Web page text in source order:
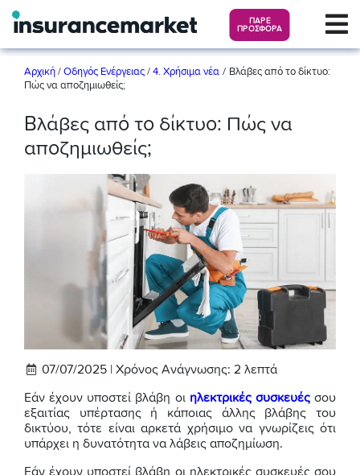
ΠΑΡΕ
ΠΡΟΣΦΟΡΑ
Αρχική / Οδηγός Ενέργειας / 4. Χρήσιμα νέα / Βλάβες από το δίκτυο:
Πώς να αποζημιωθείς;
Βλάβες από το δίκτυο: Πώς να
αποζημιωθείς;
07/07/2025 | Χρόνος Ανάγνωσης: 2 λεπτά
Εάν έχουν υποστεί βλάβη οι ηλεκτρικές συσκευέςσου
εξαιτίας υπέρτασης ή κάποιας άλλης βλάβης του
δικτύου, τότε είναι αρκετά χρήσιμο να γνωρίζεις ότι
υπάρχει η δυνατότητα να λάβεις αποζημίωση.
Εάν έχουν υποστεί βλάβη οι ηλεκτρικές συσκευές σου